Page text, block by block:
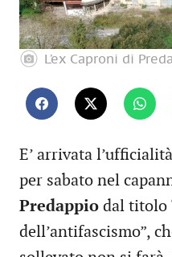
L’ex Caproni di
E’ arrivata
per sabato nel
Predappio dal titolo
dell’antifascismo”,